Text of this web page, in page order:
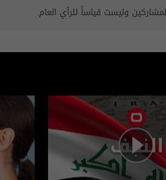
وليست قياساً للرأي العام.